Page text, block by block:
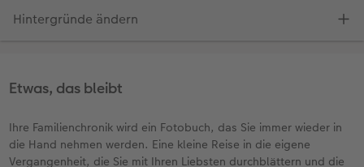
Etwas, das bleibt
Ihre Familienchronik wird ein Fotobuch, das Sie immer wieder in
die Hand nehmen werden. Eine kleine Reise in die eigene
Vergangenheit, die Sie mit Ihren Liebsten durchblättern und die